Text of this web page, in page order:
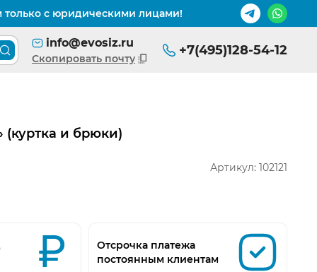
только с юридическими лицами!
Поиск товара по каталогу
info@evosiz.ru
Скопировать почту
+7(495)128-54-12
(куртка и брюки)
Артикул: 102121
Отсрочка платежа
постоянным клиентам